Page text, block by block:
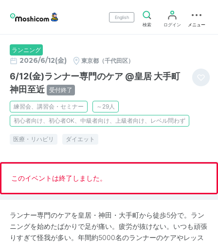
English
検索
ログイン メニュー
ランニング
2026/6/12(金) 東京都（千代田区）
6/12(金)ランナー専門のケア @皇居 大手町
神田至近 受付終了
練習会、講習会・セミナー
～29人
初心者向け、初心者OK、中級者向け、上級者向け、レベル問わず
医療・リハビリ ダイエット
このイベントは終了しました。
ランナー専門のケアを皇居・神田・大手町から徒歩5分で。ラン
ニングを始めたばかりで足が痛い。疲労が抜けない。いつも頑張
りすぎて怪我が多い。年間約5000名のランナーのケアやレッス